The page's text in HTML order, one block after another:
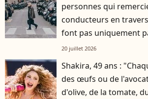
personnes qui
conducteurs en
font pas uniquement
20 juillet 2026
Shakira, 49 ans :
des œufs ou de
d'olive, de la tomate,